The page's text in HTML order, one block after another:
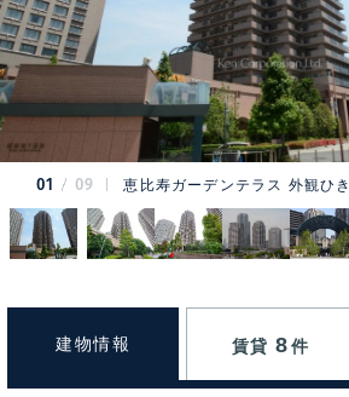
01 09 恵比寿ガーデンテラス 外観ひき
建物情報 賃貸 8 件